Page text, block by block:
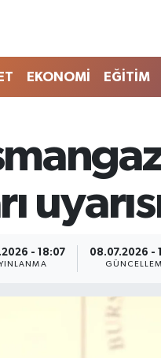
EKONOMİ EĞİTİM
- 18:07 08.07.2026 -